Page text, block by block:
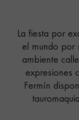
La fiesta por
el mundo por
ambiente
expresiones
Fermín